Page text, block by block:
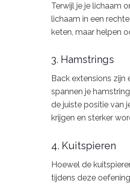
Terwijl je je lichaam
lichaam in een
keten, maar helpen
3. Hamstrings
Back extensions
spannen je
de juiste positie van
krijgen en sterker
4. Kuitspieren
Hoewel de
tijdens deze